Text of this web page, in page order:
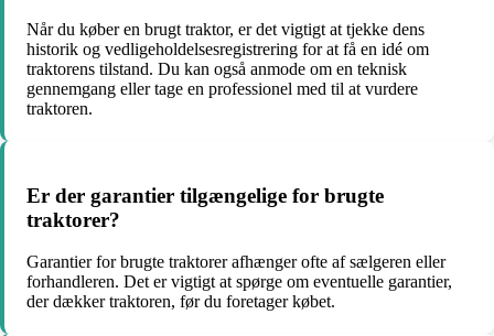
Når du køber en brugt traktor, er det vigtigt at tjekke dens
historik og vedligeholdelsesregistrering for at få en idé om
traktorens tilstand. Du kan også anmode om en teknisk
gennemgang eller tage en professionel med til at vurdere
traktoren.
Er der garantier tilgængelige for brugte
traktorer?
Garantier for brugte traktorer afhænger ofte af sælgeren eller
forhandleren. Det er vigtigt at spørge om eventuelle garantier,
der dækker traktoren, før du foretager købet.